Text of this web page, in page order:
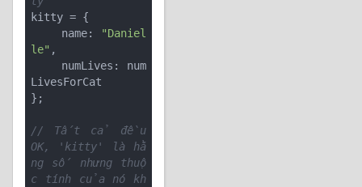
kitty = {
    name:
"Daniel
le" ,
LivesForCat
};
// Tất cả đều
OK, 'kitty' là hằ
ng số nhưng thuộ
c tính của nó kh